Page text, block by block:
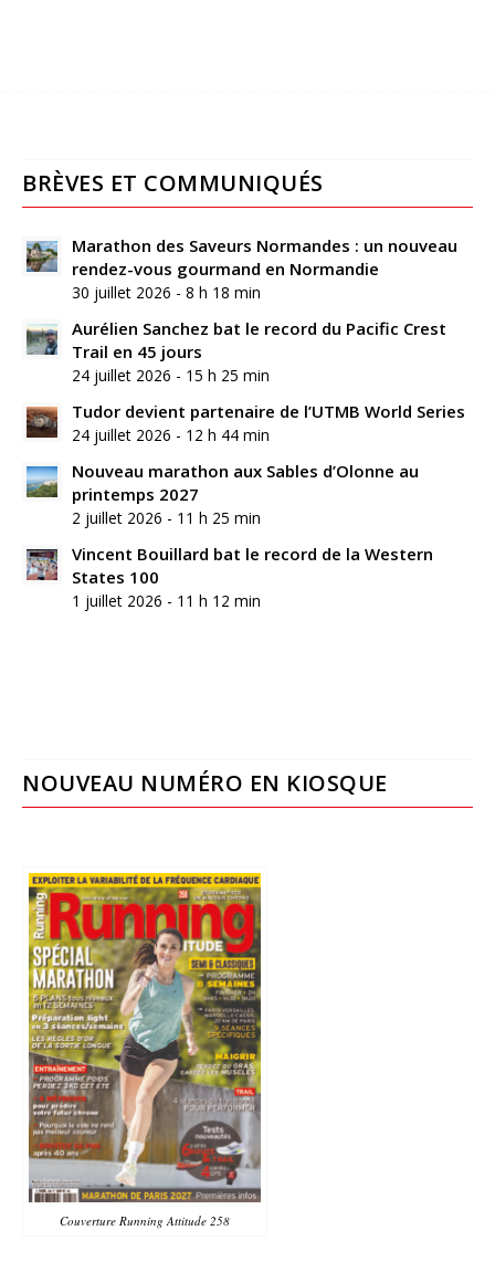
BRÈVES ET COMMUNIQUÉS
Marathon des Saveurs Normandes : un nouveau
rendez-vous gourmand en Normandie
30 juillet 2026 - 8 h 18 min
Aurélien Sanchez bat le record du Pacific Crest
Trail en 45 jours
24 juillet 2026 - 15 h 25 min
Tudor devient partenaire de l’UTMB World Series
24 juillet 2026 - 12 h 44 min
Nouveau marathon aux Sables d’Olonne au
printemps 2027
2 juillet 2026 - 11 h 25 min
Vincent Bouillard bat le record de la Western
States 100
1 juillet 2026 - 11 h 12 min
NOUVEAU NUMÉRO EN KIOSQUE
Couverture Running Attitude 258